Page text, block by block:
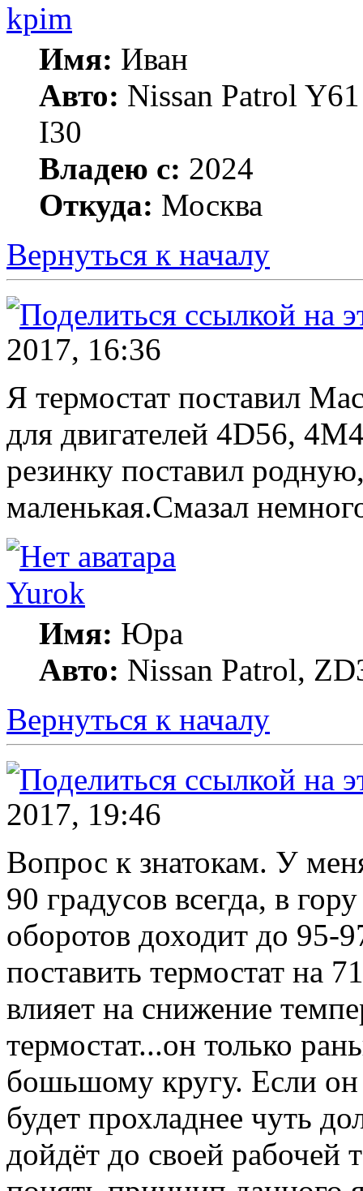
kpim
Имя: Иван
Авто: Nissan Patrol
I30
Владею с: 2024
Откуда: Москва
Вернуться к началу
2017, 16:36
Я термостат поставил
для двигателей 4D56,
резинку поставил
маленькая.Смазал
Yurok
Имя: Юра
Авто: Nissan Patrol,
Вернуться к началу
2017, 19:46
Вопрос к знатокам. У
90 градусов всегда, в
оборотов доходит до 95-
поставить термостат на
влияет на снижение
термостат...он только
бошьшому кругу. Если он
будет прохладнее чуть
дойдёт до своей